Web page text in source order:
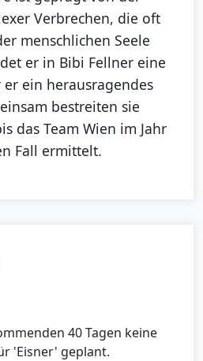
Verbrechen, die oft
menschlichen Seele
er in Bibi Fellner eine
ein herausragendes
bestreiten sie
das Team Wien im Jahr
Fall ermittelt.
40 Tagen keine
'Eisner' geplant.